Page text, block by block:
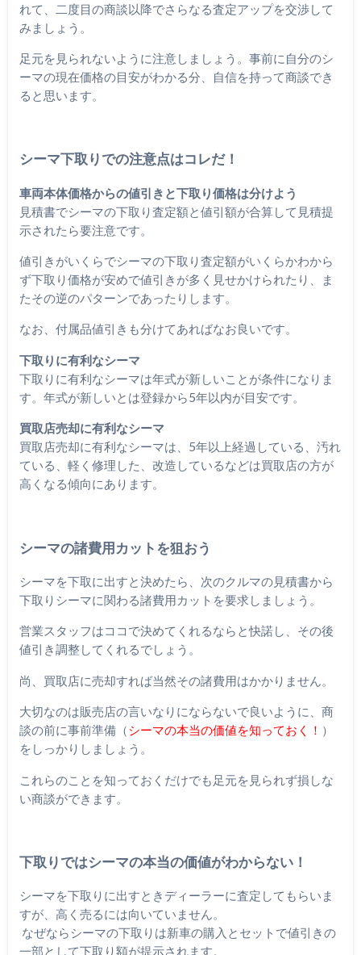
れて、二度目の商談以降でさらなる査定アップを交渉して
みましょう。
足元を見られないように注意しましょう。事前に自分のシ
ーマの現在価格の目安がわかる分、自信を持って商談でき
ると思います。
シーマ下取りでの注意点はコレだ！
車両本体価格からの値引きと下取り価格は分けよう
見積書でシーマの下取り査定額と値引額が合算して見積提
示されたら要注意です。
値引きがいくらでシーマの下取り査定額がいくらかわから
ず下取り価格が安めで値引きが多く見せかけられたり、ま
たその逆のパターンであったりします。
なお、付属品値引きも分けてあればなお良いです。
下取りに有利なシーマ
下取りに有利なシーマは年式が新しいことが条件になりま
す。年式が新しいとは登録から5年以内が目安です。
買取店売却に有利なシーマ
買取店売却に有利なシーマは、5年以上経過している、汚れ
ている、軽く修理した、改造しているなどは買取店の方が
高くなる傾向にあります。
シーマの諸費用カットを狙おう
シーマを下取に出すと決めたら、次のクルマの見積書から
下取りシーマに関わる諸費用カットを要求しましょう。
営業スタッフはココで決めてくれるならと快諾し、その後
値引き調整してくれるでしょう。
尚、買取店に売却すれば当然その諸費用はかかりません。
大切なのは販売店の言いなりにならないで良いように、商
談の前に事前準備（シーマの本当の価値を知っておく！ ）
をしっかりしましょう。
これらのことを知っておくだけでも足元を見られず損しな
い商談ができます。
下取りではシーマの本当の価値がわからない！
シーマを下取りに出すときディーラーに査定してもらいま
すが、高く売るには向いていません。
なぜならシーマの下取りは新車の購入とセットで値引きの
一部として下取り額が提示されます。